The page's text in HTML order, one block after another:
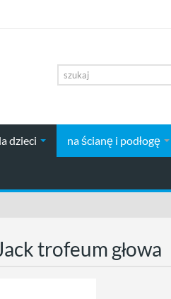
dzieci na ścianę i podłogę
trofeum głowa